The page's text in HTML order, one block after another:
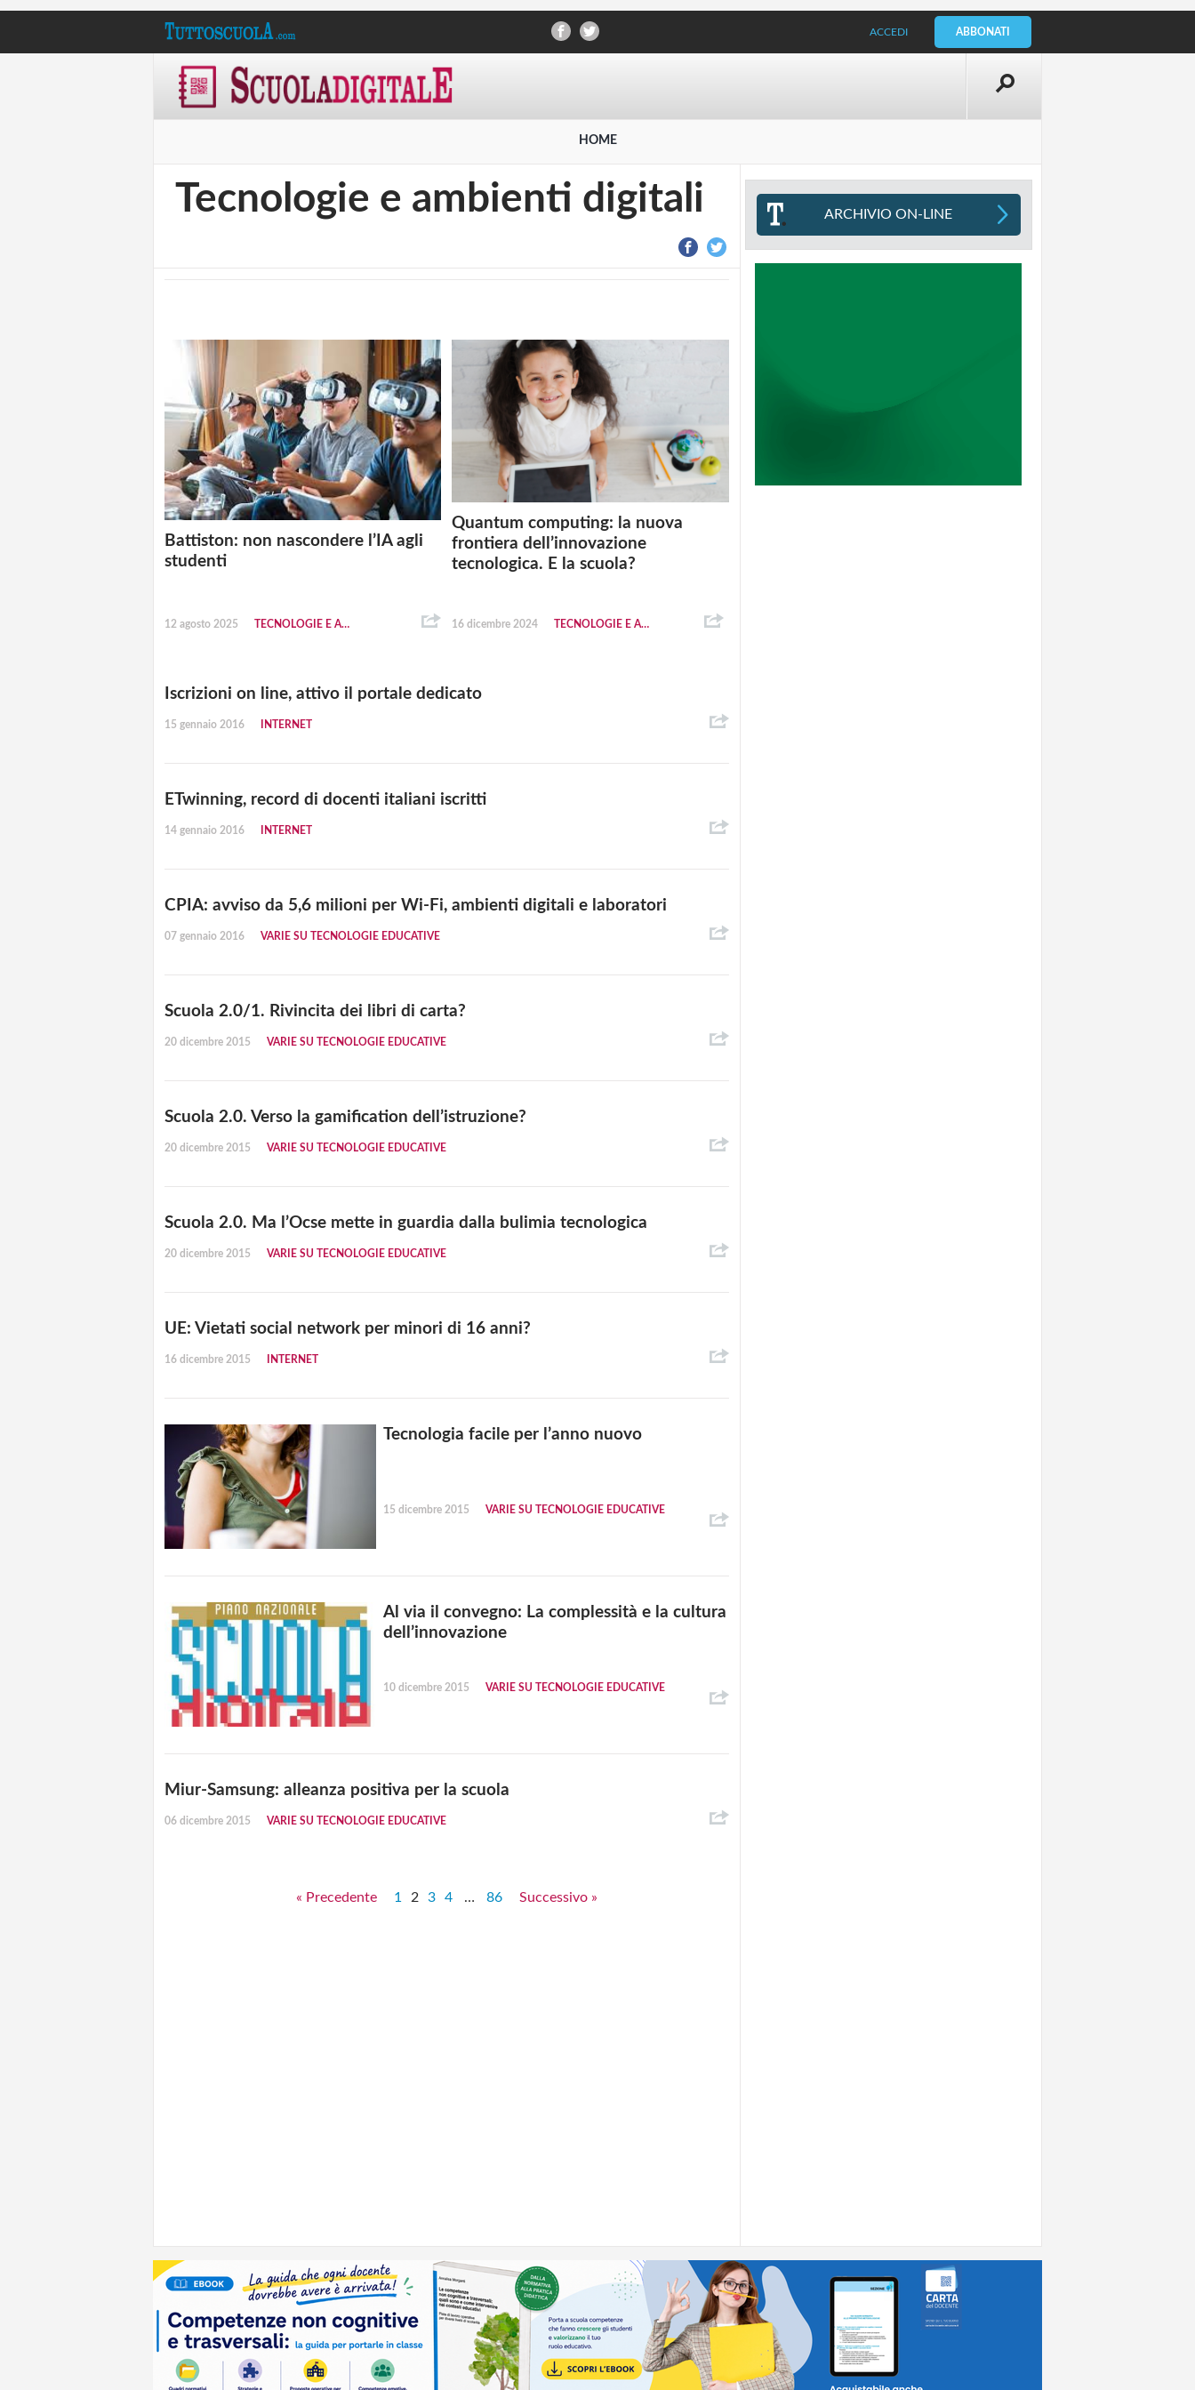
ACCEDI ABBONATI
HOME
Tecnologie e ambienti digitali
Battiston: non nascondere l’IA agli
studenti
12 agosto 2025 TECNOLOGIE E AMBIENTI DIGITALI
Quantum computing: la nuova
frontiera dell’innovazione
tecnologica. E la scuola?
16 dicembre 2024 TECNOLOGIE E AMBIENTI DIGITALI
Iscrizioni on line, attivo il portale dedicato
15 gennaio 2016 INTERNET
ETwinning, record di docenti italiani iscritti
14 gennaio 2016 INTERNET
CPIA: avviso da 5,6 milioni per Wi-Fi, ambienti digitali e laboratori
07 gennaio 2016 VARIE SU TECNOLOGIE EDUCATIVE
Scuola 2.0/1. Rivincita dei libri di carta?
20 dicembre 2015 VARIE SU TECNOLOGIE EDUCATIVE
Scuola 2.0. Verso la gamification dell’istruzione?
20 dicembre 2015 VARIE SU TECNOLOGIE EDUCATIVE
Scuola 2.0. Ma l’Ocse mette in guardia dalla bulimia tecnologica
20 dicembre 2015 VARIE SU TECNOLOGIE EDUCATIVE
UE: Vietati social network per minori di 16 anni?
16 dicembre 2015 INTERNET
Tecnologia facile per l’anno nuovo
15 dicembre 2015 VARIE SU TECNOLOGIE EDUCATIVE
Al via il convegno: La complessità e la cultura
dell’innovazione
10 dicembre 2015 VARIE SU TECNOLOGIE EDUCATIVE
Miur-Samsung: alleanza positiva per la scuola
06 dicembre 2015 VARIE SU TECNOLOGIE EDUCATIVE
« Precedente 1 2 3 4 … 86 Successivo »
ARCHIVIO ON-LINE